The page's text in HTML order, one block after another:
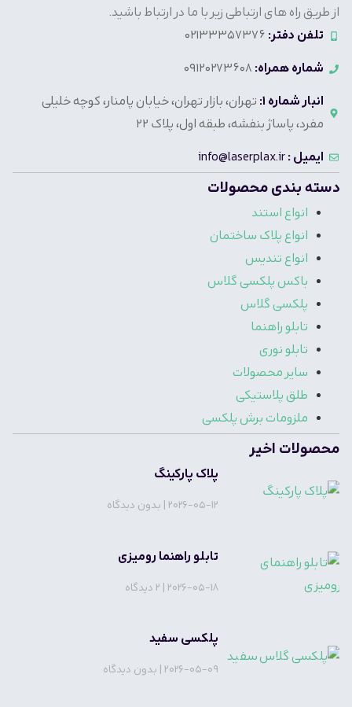
از طریق راه های ارتباطی زیر با ما در ارتباط باشید.
تلفن دفتر: 02133357376
شماره همراه: 09120273608
انبار شماره 1:
تهران، بازار تهران، خیابان پامنار، کوچه خلیلی
مفرد، پاساژ بنفشه، طبقه اول، پلاک 22
ایمیل :info@laserplax.ir
دسته بندی محصولات
انواع استند
انواع پلاک ساختمان
انواع تندیس
باکس پلکسی گلاس
پلکسی گلاس
تابلو راهنما
تابلو نوری
سایر محصولات
طلق پلاستیکی
ملزومات برش پلکسی
محصولات اخیر
پلاک پارکینگ
2026-05-12 بدون دیدگاه
تابلو راهنما رومیزی
2026-05-18
پلکسی سفید
2026-05-09 بدون دیدگاه